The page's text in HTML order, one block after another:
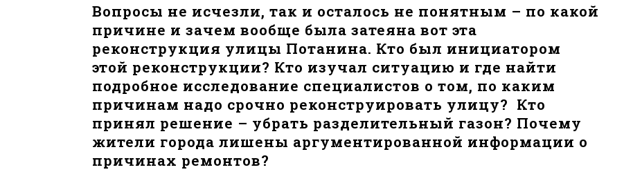
Вопросы не исчезли, так и осталось не понятным – по какой
причине и зачем вообще была затеяна вот эта
реконструкция улицы Потанина. Кто был инициатором
этой реконструкции? Кто изучал ситуацию и где найти
подробное исследование специалистов о том, по каким
причинам надо срочно реконструировать улицу? Кто
принял решение – убрать разделительный газон? Почему
жители города лишены аргументированной информации о
причинах ремонтов?